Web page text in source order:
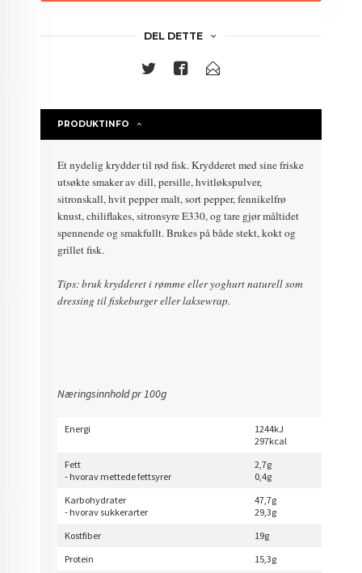
DEL DETTE
PRODUKTINFO
Et nydelig krydder til rød fisk. Krydderet med sine friske
utsøkte smaker av dill, persille, hvitløkspulver,
sitronskall, hvit pepper malt, sort pepper, fennikelfrø
knust, chiliflakes, sitronsyre E330, og tare gjør måltidet
spennende og smakfullt. Brukes på både stekt, kokt og
grillet fisk.
Tips: bruk krydderet i rømme eller yoghurt naturell som
dressing til fiskeburger eller laksewrap.
Næringsinnhold pr 100g
Energi
1244kJ
297kcal
Fett
- hvorav mettede fettsyrer
2,7g
0,4g
Karbohydrater
- hvorav sukkerarter
47,7g
29,3g
Kostfiber
19g
Protein
15,3g